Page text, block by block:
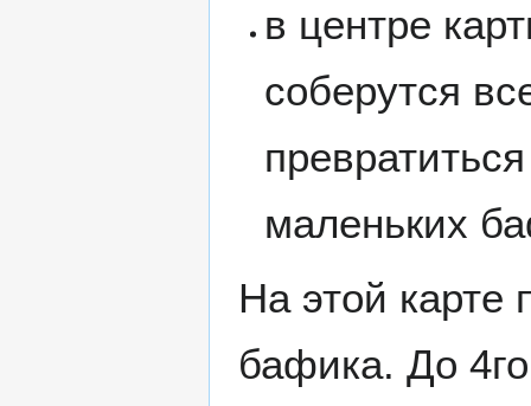
в центре
соберутся
маленьких
На этой карте
бафика. До